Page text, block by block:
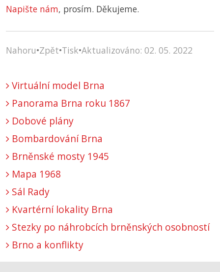
Napište nám, prosím. Děkujeme.
Nahoru•Zpět•Tisk•Aktualizováno: 02. 05. 2022
Virtuální model Brna
Panorama Brna roku 1867
Dobové plány
Bombardování Brna
Brněnské mosty 1945
Mapa 1968
Sál Rady
Kvartérní lokality Brna
Stezky po náhrobcích brněnských osobností
Brno a konflikty